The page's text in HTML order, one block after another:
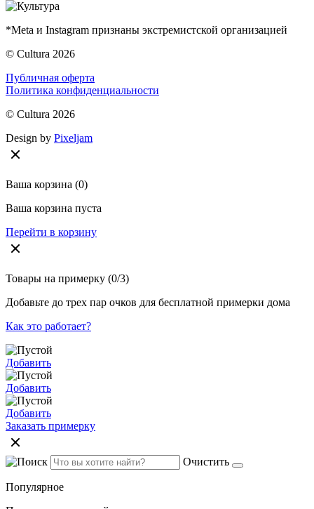
*Meta и Instagram признаны экстремистской организацией
© Cultura 2026
Публичная оферта
Политика конфиденциальности
© Cultura 2026
Design by Pixeljam
Ваша корзина (0)
Ваша корзина пуста
Перейти в корзину
Товары на примерку (0/3)
Добавьте до трех пар очков для бесплатной примерки дома
Как это работает?
Добавить
Добавить
Добавить
Заказать примерку
Очистить
Популярное